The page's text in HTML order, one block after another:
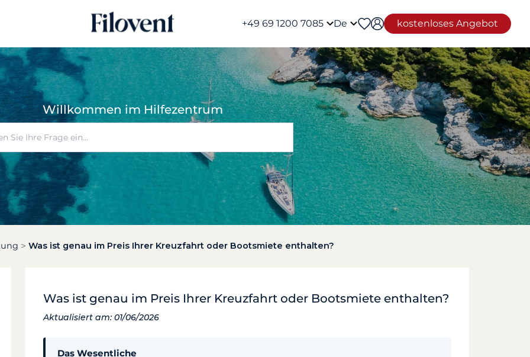
+49 69 1200 7085 De kostenloses Angebot
Willkommen im Hilfezentrum
Was ist genau im Preis Ihrer Kreuzfahrt oder Bootsmiete enthalten?
Was ist genau im Preis Ihrer Kreuzfahrt oder Bootsmiete enthalten?
Aktualisiert am: 01/06/2026
Das Wesentliche